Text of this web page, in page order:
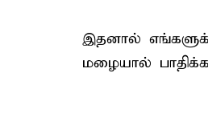
இதனால்
மழையால்